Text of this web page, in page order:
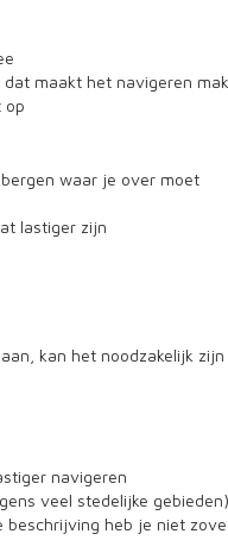
maakt het navigeren
op
waar je over moet
lastiger zijn
kan het noodzakelijk
navigeren
veel stedelijke
heb je niet